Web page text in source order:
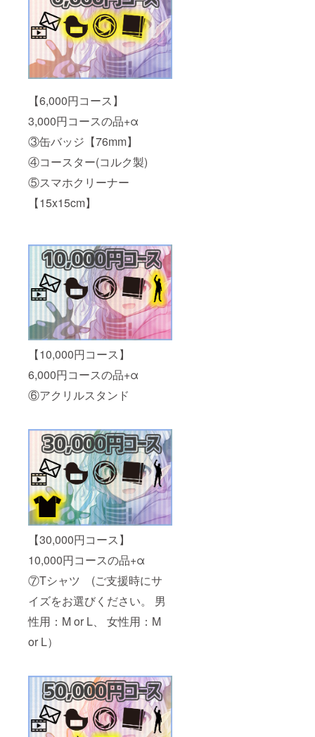
【6,000円コース】
3,000円コースの品+α
③缶バッジ【76mm】
④コースター(コルク製)
⑤スマホクリーナー
【15x15cm】
【10,000円コース】
6,000円コースの品+α
⑥アクリルスタンド
【30,000円コース】
10,000円コースの品+α
⑦Tシャツ (ご支援時にサ
イズをお選びください。 男
性用：M or L、 女性用：M
or L）